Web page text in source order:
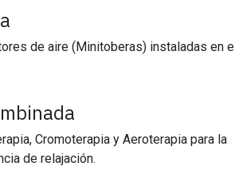
de aire (Minitoberas) instaladas en el
Cromoterapia y Aeroterapia para la
de relajación.